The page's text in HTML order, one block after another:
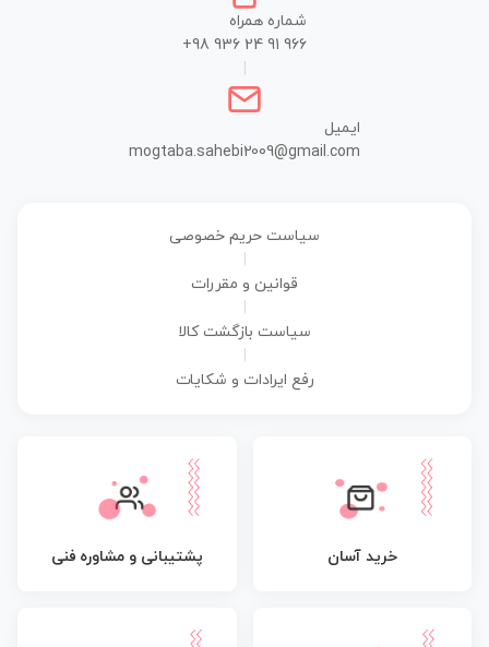
شماره همراه
+98 936 24 91 966
ایمیل
mogtaba.sahebi2009@gmail.com
سیاست حریم خصوصی
قوانین و مقررات
سیاست بازگشت کالا
رفع ایرادات و شکایات
خرید آسان پشتیبانی و مشاوره فنی